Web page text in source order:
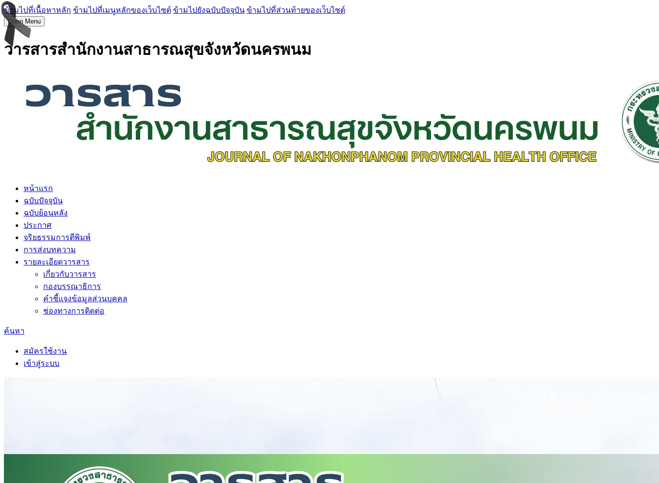
ข้ามไปที่เนื้อหาหลัก ข้ามไปที่เมนูหลักของเว็บไซต์ ข้ามไปยังฉบับปัจจุบัน ข้ามไปที่ส่วนท้ายของเว็บไซต์
Open Menu
วารสารสำนักงานสาธารณสุขจังหวัดนครพนม
หน้าแรก
ฉบับปัจจุบัน
ฉบับย้อนหลัง
ประกาศ
จริยธรรมการตีพิมพ์
การส่งบทความ
รายละเอียดวารสาร
เกี่ยวกับวารสาร
กองบรรณาธิการ
คำชี้แจงข้อมูลส่วนบุคคล
ช่องทางการติดต่อ
ค้นหา
สมัครใช้งาน
เข้าสู่ระบบ